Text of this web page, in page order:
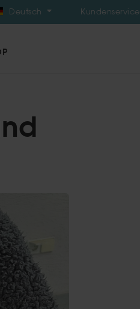
Deutsch Kundenservice